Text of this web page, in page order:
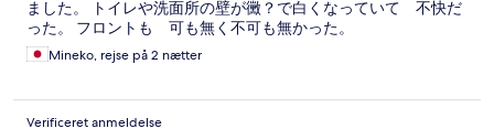
ました。 トイレや洗面所の壁が黴？で白くなっていて 不快だ
った。 フロントも 可も無く不可も無かった。
Mineko, rejse på 2 nætter
Verificeret anmeldelse